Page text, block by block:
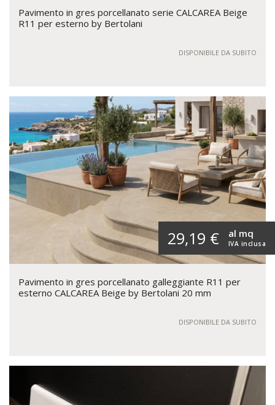
Pavimento in gres porcellanato serie CALCAREA Beige
R11 per esterno by Bertolani
DISPONIBILE DA SUBITO
29,19 € IVA inclusa
al mq
Pavimento in gres porcellanato galleggiante R11 per
esterno CALCAREA Beige by Bertolani 20 mm
DISPONIBILE DA SUBITO